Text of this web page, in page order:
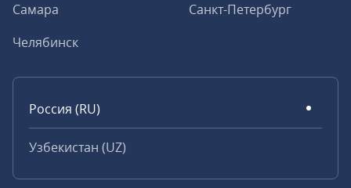
Самара
Санкт-Петербург
Челябинск
Россия (RU)
Узбекистан (UZ)